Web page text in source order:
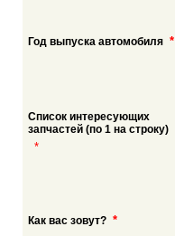
Год выпуска автомобиля *
Список интересующих
запчастей (по 1 на строку)
*
Как вас зовут? *